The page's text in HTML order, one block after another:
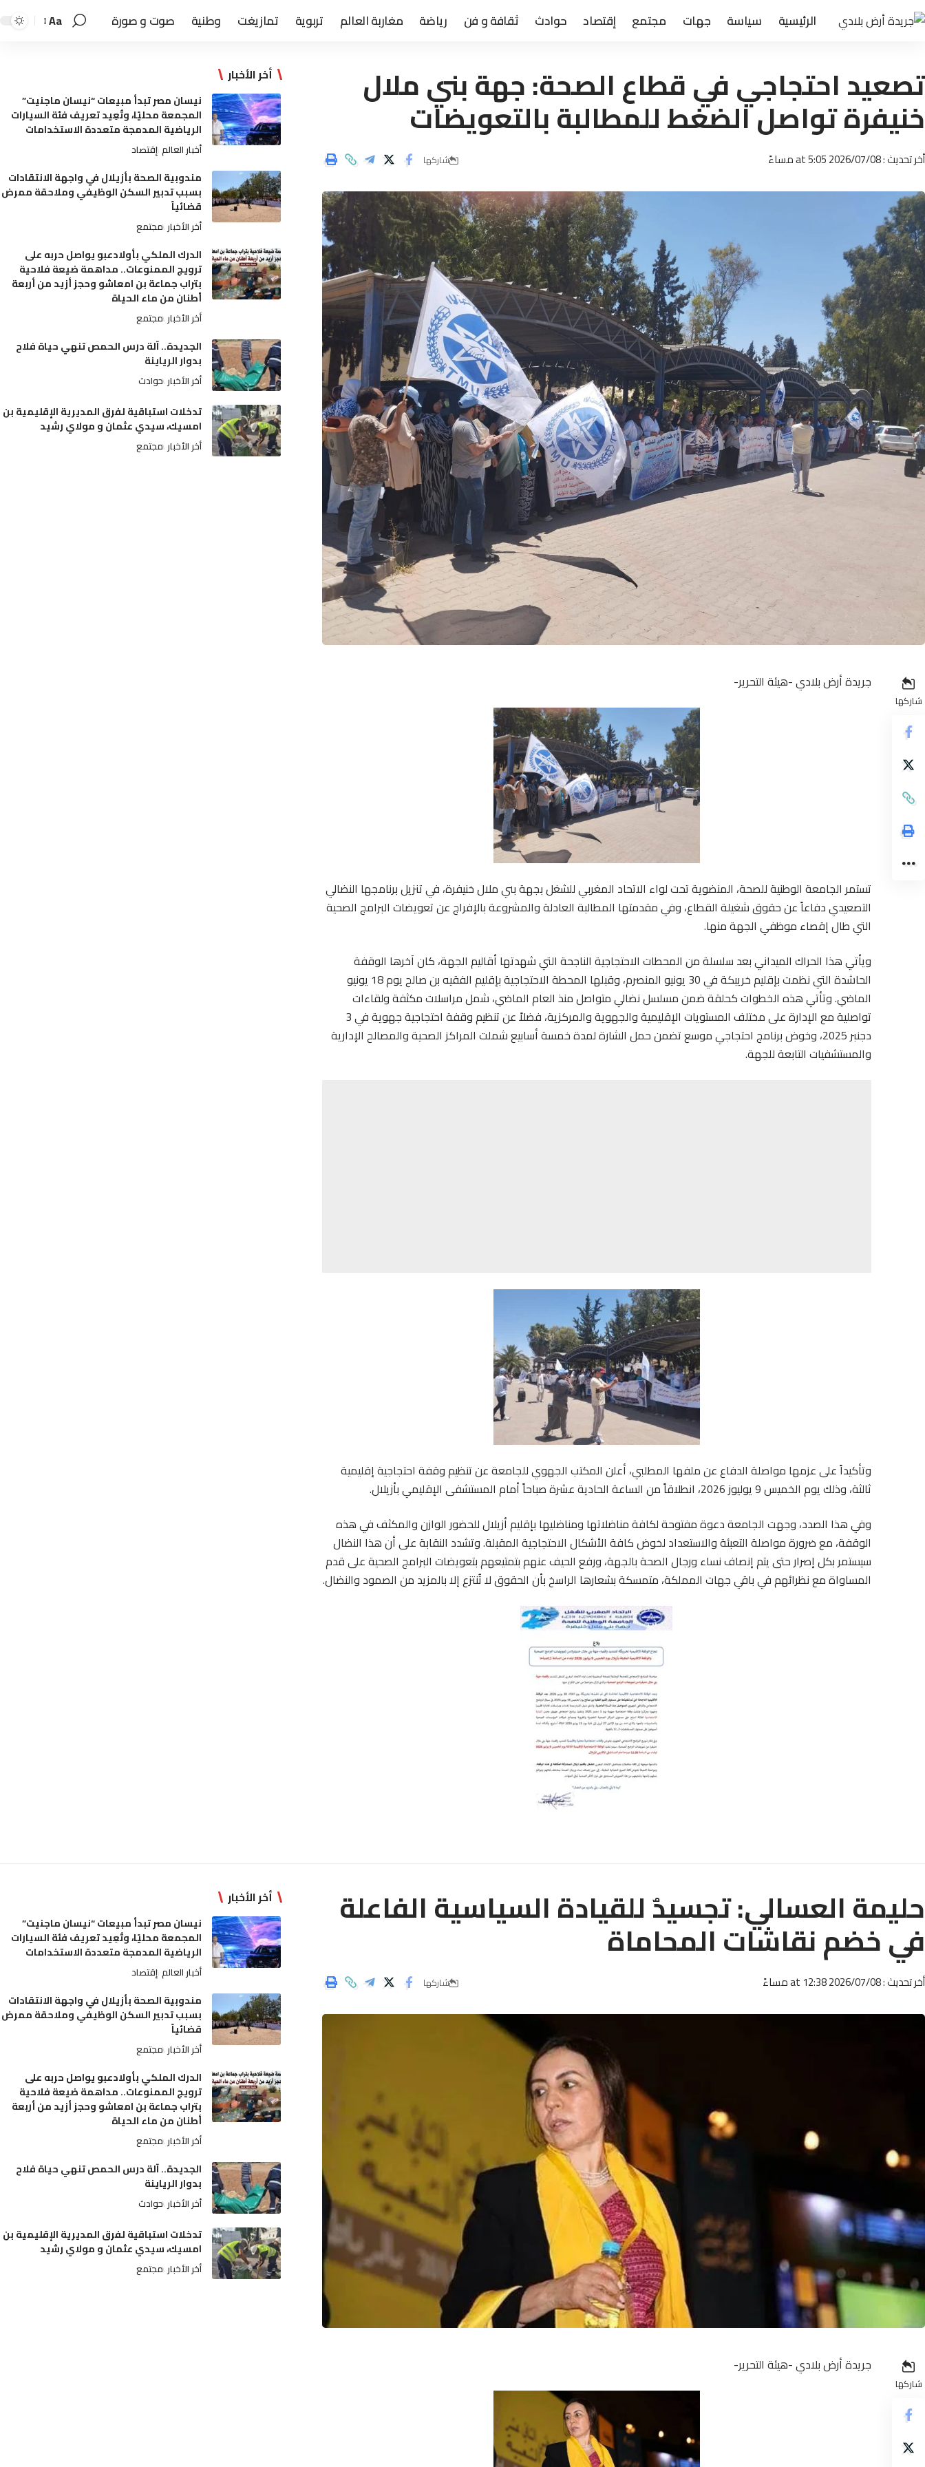
الرئيسية سياسة جهات مجتمع إقتصاد حوادث ثقافة و فن رياضة مغاربة العالم تربوية تمازيغت وطنية صوت و صورة Aa
تصعيد احتجاجي في قطاع الصحة: جهة بني ملال
خنيفرة تواصل الضغط للمطالبة بالتعويضات
أخر تحديث : 2026/07/08 at 5:05 مساءً شاركها
شاركها
جريدة أرض بلادي -هيئة التحرير-
تستمر الجامعة الوطنية للصحة، المنضوية تحت لواء الاتحاد المغربي للشغل بجهة بني ملال خنيفرة، في تنزيل برنامجها النضالي
التصعيدي دفاعاً عن حقوق شغيلة القطاع، وفي مقدمتها المطالبة العادلة والمشروعة بالإفراج عن تعويضات البرامج الصحية
التي طال إقصاء موظفي الجهة منها.
ويأتي هذا الحراك الميداني بعد سلسلة من المحطات الاحتجاجية الناجحة التي شهدتها أقاليم الجهة، كان آخرها الوقفة
الحاشدة التي نظمت بإقليم خريبكة في 30 يونيو المنصرم، وقبلها المحطة الاحتجاجية بإقليم الفقيه بن صالح يوم 18 يونيو
الماضي. وتأتي هذه الخطوات كحلقة ضمن مسلسل نضالي متواصل منذ العام الماضي، شمل مراسلات مكثفة ولقاءات
تواصلية مع الإدارة على مختلف المستويات الإقليمية والجهوية والمركزية، فضلاً عن تنظيم وقفة احتجاجية جهوية في 3
دجنبر 2025، وخوض برنامج احتجاجي موسع تضمن حمل الشارة لمدة خمسة أسابيع شملت المراكز الصحية والمصالح الإدارية
والمستشفيات التابعة للجهة.
وتأكيداً على عزمها مواصلة الدفاع عن ملفها المطلبي، أعلن المكتب الجهوي للجامعة عن تنظيم وقفة احتجاجية إقليمية
ثالثة، وذلك يوم الخميس 9 يوليوز 2026، انطلاقاً من الساعة الحادية عشرة صباحاً أمام المستشفى الإقليمي بأزيلال.
وفي هذا الصدد، وجهت الجامعة دعوة مفتوحة لكافة مناضلاتها ومناضليها بإقليم أزيلال للحضور الوازن والمكثف في هذه
الوقفة، مع ضرورة مواصلة التعبئة والاستعداد لخوض كافة الأشكال الاحتجاجية المقبلة. وتشدد النقابة على أن هذا النضال
سيستمر بكل إصرار حتى يتم إنصاف نساء ورجال الصحة بالجهة، ورفع الحيف عنهم بتمتيعهم بتعويضات البرامج الصحية على قدم
المساواة مع نظرائهم في باقي جهات المملكة، متمسكة بشعارها الراسخ بأن الحقوق لا تُنتزع إلا بالمزيد من الصمود والنضال.
أخر الأخبار
نيسان مصر تبدأ مبيعات “نيسان ماجنيت”
المجمعة محليًا، وتُعِيد تعريف فئة السيارات
الرياضية المدمجة متعددة الاستخدامات
أخبار العالم إقتصاد
مندوبية الصحة بأزيلال في واجهة الانتقادات
بسبب تدبير السكن الوظيفي وملاحقة ممرض
قضائياً
أخر الأخبار مجتمع
الدرك الملكي بأولادعبو يواصل حربه على
ترويج الممنوعات.. مداهمة ضيعة فلاحية
بتراب جماعة بن امعاشو وحجز أزيد من أربعة
أطنان من ماء الحياة
أخر الأخبار مجتمع
الجديدة.. آلة درس الحمص تنهي حياة فلاح
بدوار الرياينة
أخر الأخبار حوادث
تدخلات استباقية لفرق المديرية الإقليمية بن
امسيك، سيدي عثمان و مولاي رشيد
أخر الأخبار مجتمع
حليمة العسالي: تجسيدٌ للقيادة السياسية الفاعلة
في خضم نقاشات المحاماة
أخر تحديث : 2026/07/08 at 12:38 مساءً شاركها
شاركها
جريدة أرض بلادي -هيئة التحرير-
أخر الأخبار
نيسان مصر تبدأ مبيعات “نيسان ماجنيت”
المجمعة محليًا، وتُعِيد تعريف فئة السيارات
الرياضية المدمجة متعددة الاستخدامات
أخبار العالم إقتصاد
مندوبية الصحة بأزيلال في واجهة الانتقادات
بسبب تدبير السكن الوظيفي وملاحقة ممرض
قضائياً
أخر الأخبار مجتمع
الدرك الملكي بأولادعبو يواصل حربه على
ترويج الممنوعات.. مداهمة ضيعة فلاحية
بتراب جماعة بن امعاشو وحجز أزيد من أربعة
أطنان من ماء الحياة
أخر الأخبار مجتمع
الجديدة.. آلة درس الحمص تنهي حياة فلاح
بدوار الرياينة
أخر الأخبار حوادث
تدخلات استباقية لفرق المديرية الإقليمية بن
امسيك، سيدي عثمان و مولاي رشيد
أخر الأخبار مجتمع